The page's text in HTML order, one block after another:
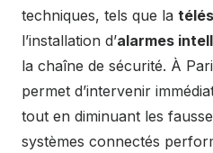
techniques, tels que la
l’installation d’alarmes
la chaîne de sécurité. À
permet d’intervenir
tout en diminuant les
systèmes connectés